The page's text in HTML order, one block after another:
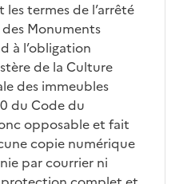
termes de l’arrêté
Monuments
à l’obligation
de la Culture
des immeubles
du Code du
opposable et fait
copie numérique
par courrier ni